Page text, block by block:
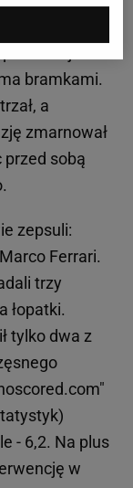
ligowy
bramkami.
a
zmarnował
sobą
zepsuli:
Ferrari.
trzy
łopatki.
tylko dwa z
- 6,2. Na plus
w